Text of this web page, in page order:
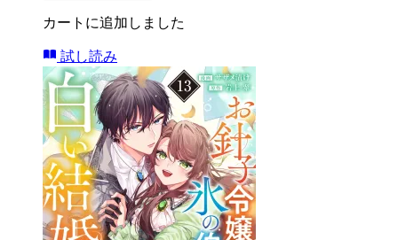
カートに追加しました
試し読み